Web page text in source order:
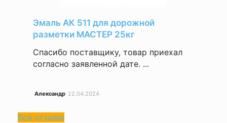
Эмаль АК 511 для дорожной
разметки МАСТЕР 25кг
Спасибо поставщику, товар приехал
согласно заявленной дате. ...
Александр 22.04.2024
Все отзывы